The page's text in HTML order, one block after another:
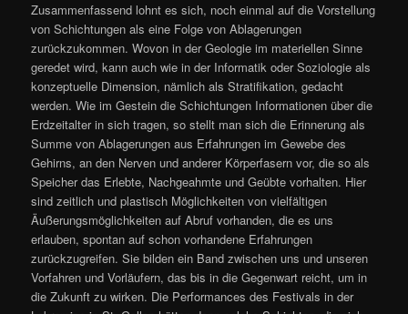
Zusammenfassend lohnt es sich, noch einmal auf die Vorstellung
von Schichtungen als eine Folge von Ablagerungen
zurückzukommen. Wovon in der Geologie im materiellen Sinne
geredet wird, kann auch wie in der Informatik oder Soziologie als
konzeptuelle Dimension, nämlich als Stratifikation, gedacht
werden. Wie im Gestein die Schichtungen Informationen über die
Erdzeitalter in sich tragen, so stellt man sich die Erinnerung als
Summe von Ablagerungen aus Erfahrungen im Gewebe des
Gehirns, an den Nerven und anderer Körperfasern vor, die so als
Speicher das Erlebte, Nachgeahmte und Geübte vorhalten. Hier
sind zeitlich und plastisch Möglichkeiten von vielfältigen
Äußerungsmöglichkeiten auf Abruf vorhanden, die es uns
erlauben, spontan auf schon vorhandene Erfahrungen
zurückzugreifen. Sie bilden ein Band zwischen uns und unseren
Vorfahren und Vorläufern, das bis in die Gegenwart reicht, um in
die Zukunft zu wirken. Die Performances des Festivals in der